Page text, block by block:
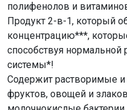
полифенолов и
Продукт 2-в-1, который
концентрацию***,
способствуя
системы*!
Содержит растворимые
фруктов, овощей и